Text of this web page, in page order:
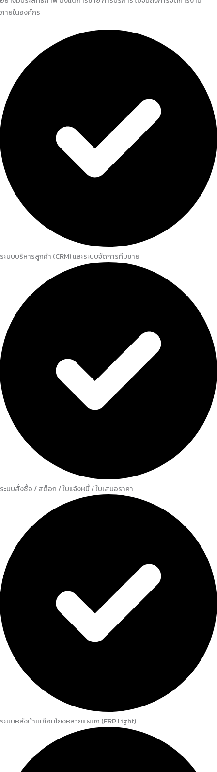
ภายในองค์กร
ระบบบริหารลูกค้า (CRM) และระบบจัดการทีมขาย
ระบบสั่งซื้อ / สต็อก / ใบแจ้งหนี้ / ใบเสนอราคา
ระบบหลังบ้านเชื่อมโยงหลายแผนก (ERP Light)